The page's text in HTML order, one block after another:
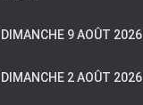
9 AOÛT 2026
2 AOÛT 2026